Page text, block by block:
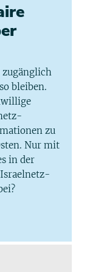
zugänglich
bleiben.
zu
Nur mit
in der